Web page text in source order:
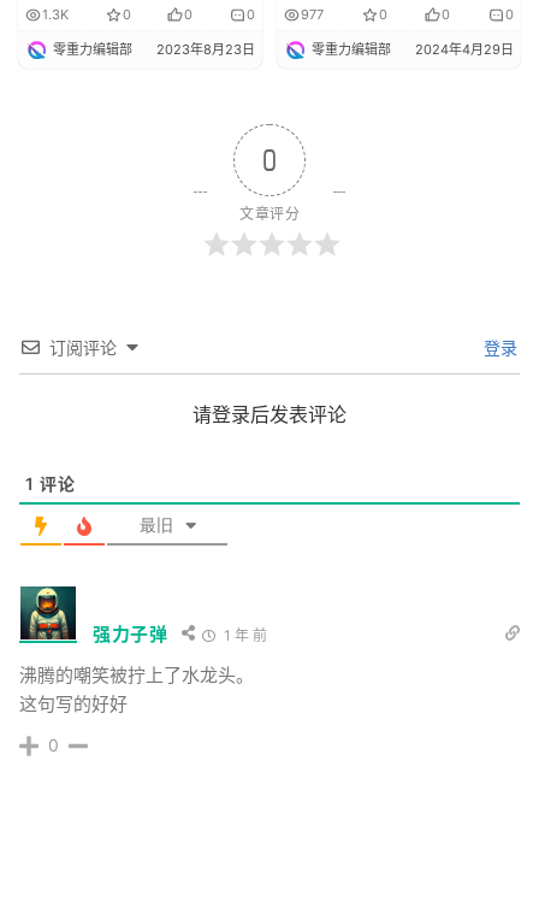
1.3K 0 0 0
零重力编辑部 2023年8月23日
977 0 0 0
零重力编辑部 2024年4月29日
0
文章评分
订阅评论 登录
请登录后发表评论
1 评论
最旧
强力子弹 1 年 前
沸腾的嘲笑被拧上了水龙头。
这句写的好好
0